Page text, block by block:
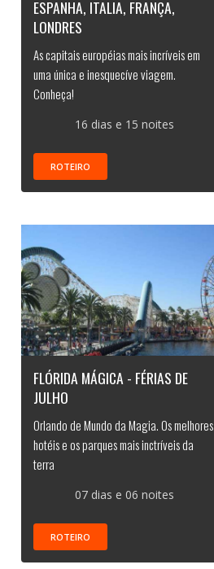
ESPANHA, ITALIA, FRANÇA,
LONDRES
As capitais européias mais incríveis em
uma única e inesquecíve viagem.
Conheça!
16 dias e 15 noites
ROTEIRO
FLÓRIDA MÁGICA - FÉRIAS DE
JULHO
Orlando de Mundo da Magia. Os melhores
hotéis e os parques mais inctríveis da
terra
07 dias e 06 noites
ROTEIRO